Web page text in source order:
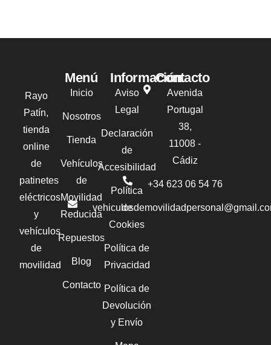
Rayo
Patín,
tienda
online
de
patinetes
eléctricos
y
vehículos
de
movilidad
Menú
Inicio
Nosotros
Tienda
Vehículos
de
Movilidad
Reducida
Repuestos
Blog
Contacto
Información
Aviso
Legal
Declaración
de
Accesibilidad
Política
de
Cookies
Política de
Privacidad
Política de
Devolución
y Envío
Contacto
Avenida
Portugal
38,
11008 -
Cádiz
+34 623 06 54 76‬